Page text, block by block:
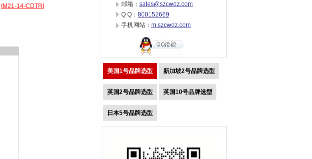
IM21-14-CDTRI 邮箱： sales@szcwdz.com
Q Q： 800152669
手机网站： m.szcwdz.com
美国1号品牌选型 新加坡2号品牌选型
英国2号品牌选型 英国10号品牌选型
日本5号品牌选型